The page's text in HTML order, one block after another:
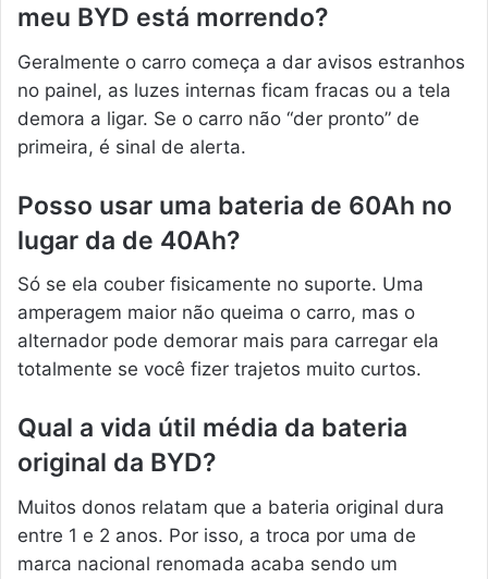
meu BYD está morrendo?
Geralmente o carro começa a dar avisos estranhos
no painel, as luzes internas ficam fracas ou a tela
demora a ligar. Se o carro não “der pronto” de
primeira, é sinal de alerta.
Posso usar uma bateria de 60Ah no
lugar da de 40Ah?
Só se ela couber fisicamente no suporte. Uma
amperagem maior não queima o carro, mas o
alternador pode demorar mais para carregar ela
totalmente se você fizer trajetos muito curtos.
Qual a vida útil média da bateria
original da BYD?
Muitos donos relatam que a bateria original dura
entre 1 e 2 anos. Por isso, a troca por uma de
marca nacional renomada acaba sendo um